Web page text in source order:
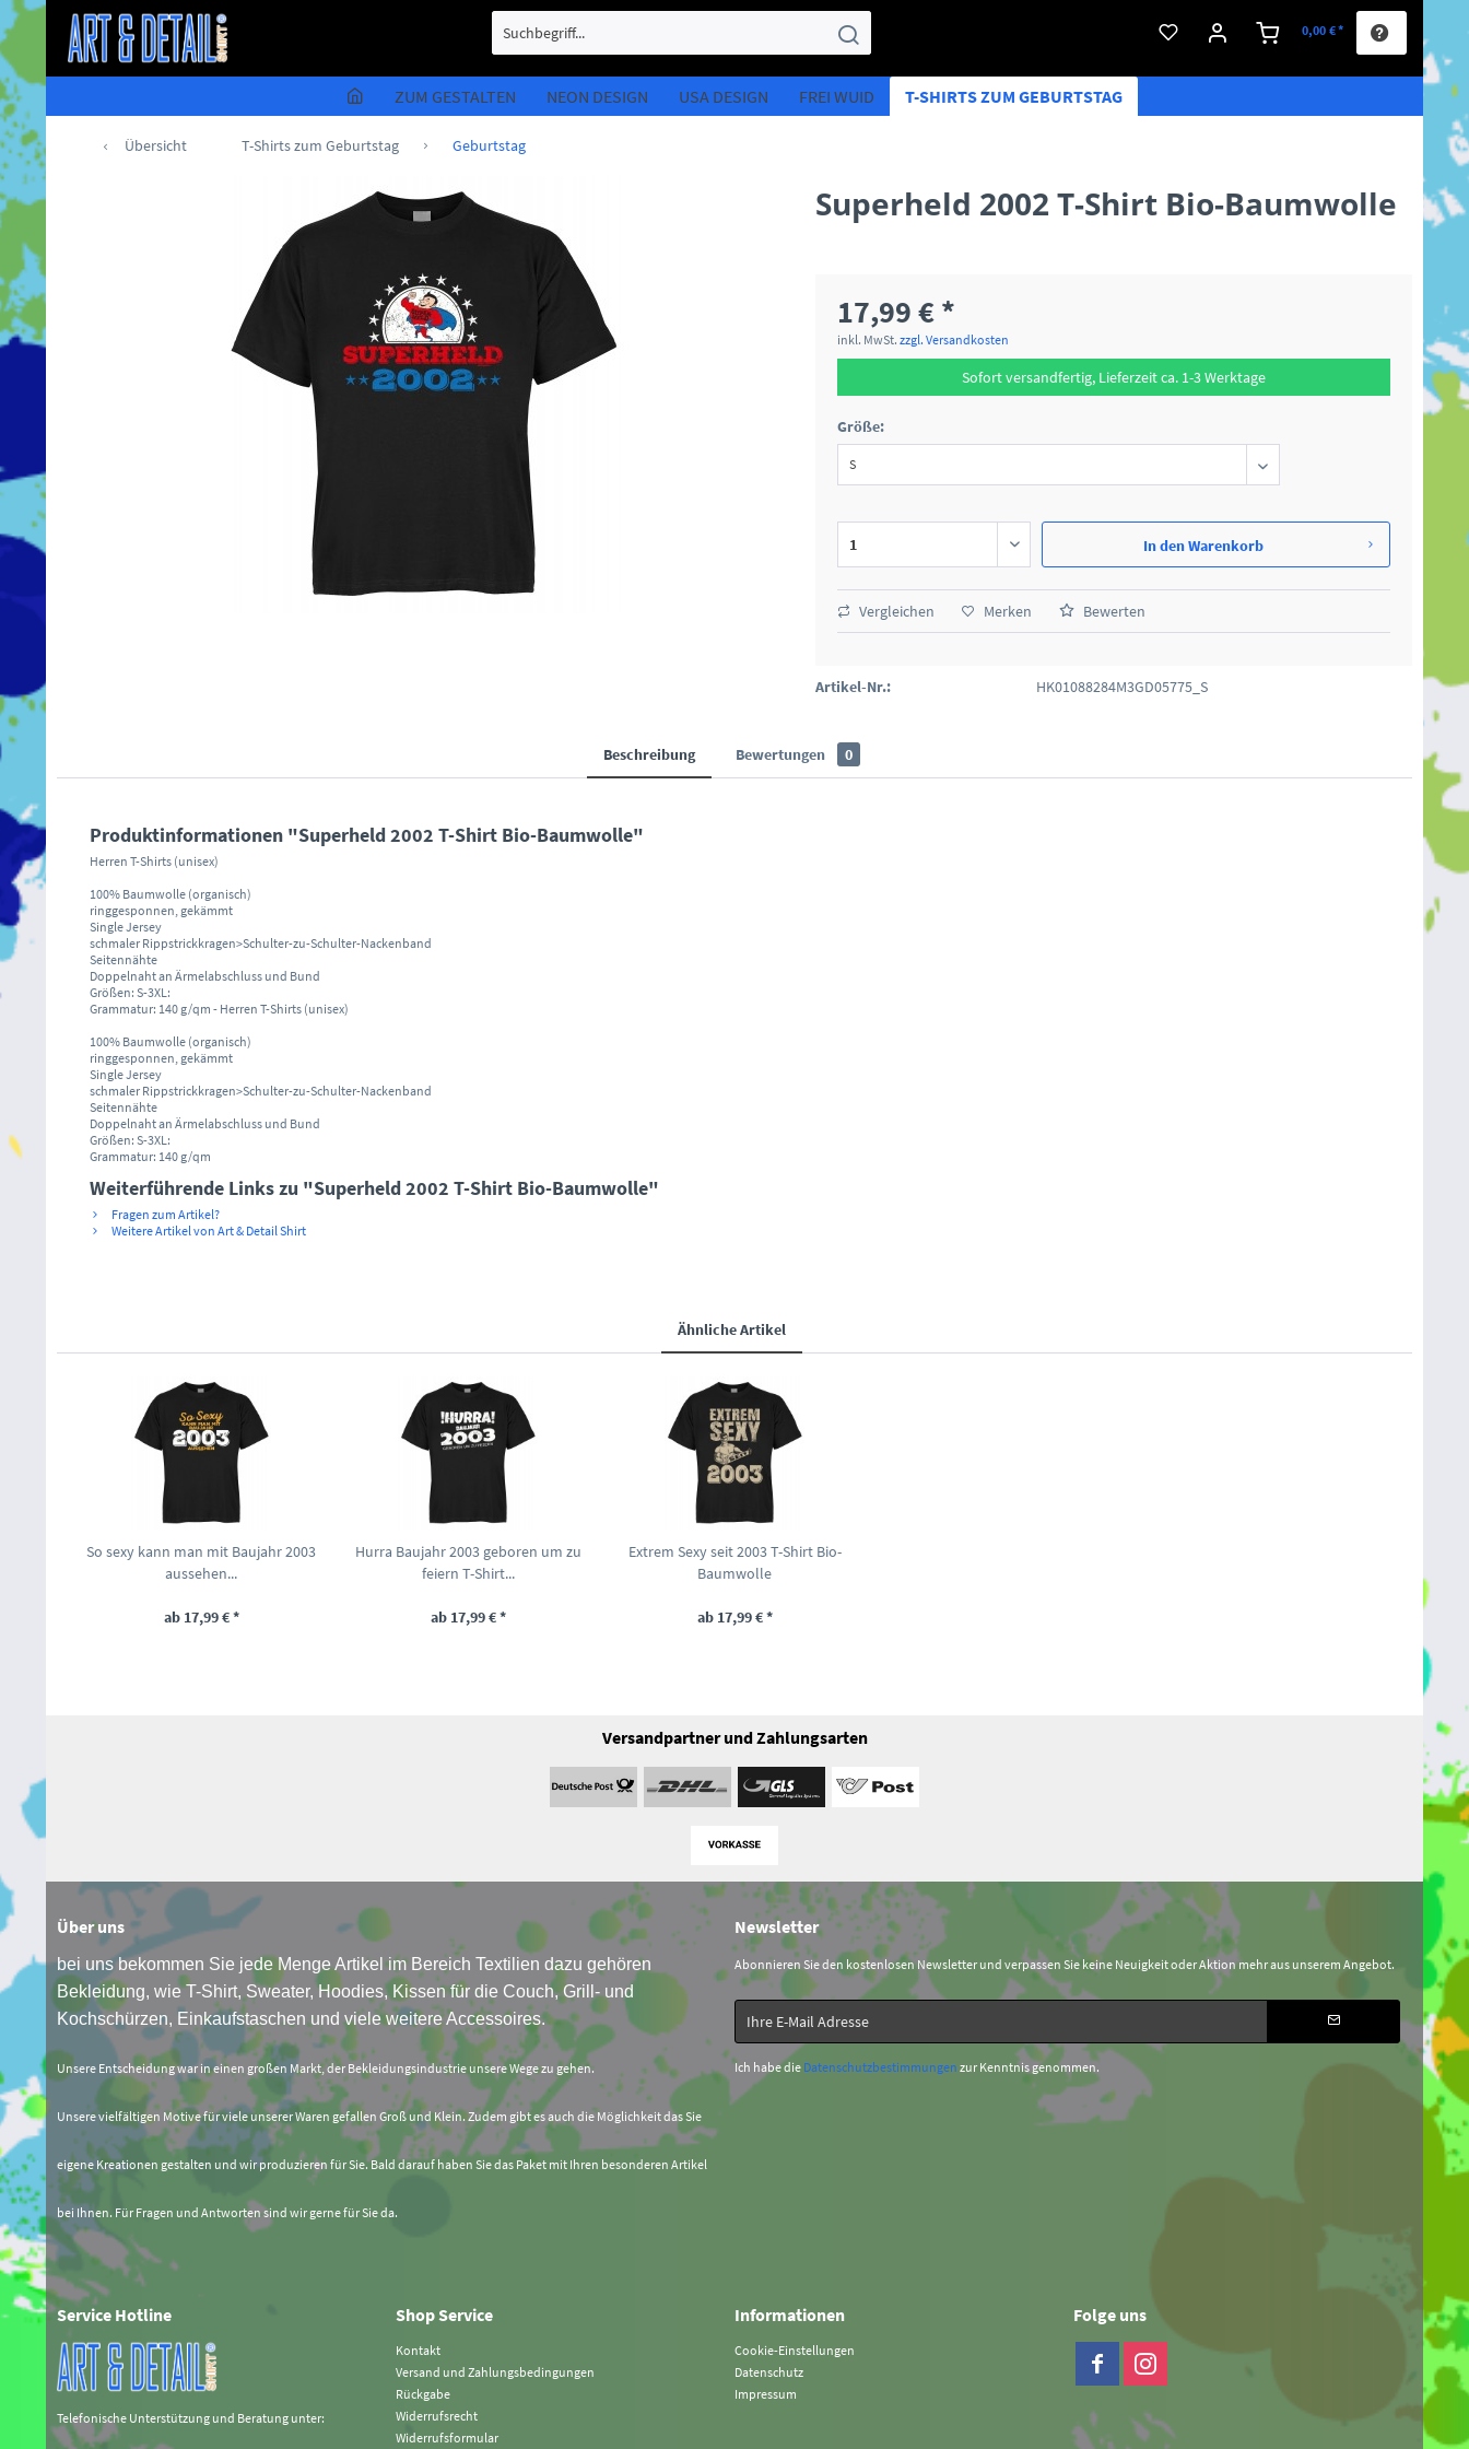
0,00 € *
ZUM GESTALTEN NEON DESIGN USA DESIGN FREI WUID T-SHIRTS ZUM GEBURTSTAG
Übersicht T-Shirts zum Geburtstag Geburtstag
Superheld 2002 T-Shirt Bio-Baumwolle
17,99 € *
inkl. MwSt.zzgl. Versandkosten
Sofort versandfertig, Lieferzeit ca. 1-3 Werktage
Größe:
In denWarenkorb
Vergleichen Merken Bewerten
Artikel-Nr.: HK01088284M3GD05775_S
Beschreibung Bewertungen 0
Produktinformationen "Superheld 2002 T-Shirt Bio-Baumwolle"
Herren T-Shirts (unisex)
100% Baumwolle (organisch)
ringgesponnen, gekämmt
Single Jersey
schmaler Rippstrickkragen>Schulter-zu-Schulter-Nackenband
Seitennähte
Doppelnaht an Ärmelabschluss und Bund
Größen: S-3XL:
Grammatur: 140 g/qm - Herren T-Shirts (unisex)
100% Baumwolle (organisch)
ringgesponnen, gekämmt
Single Jersey
schmaler Rippstrickkragen>Schulter-zu-Schulter-Nackenband
Seitennähte
Doppelnaht an Ärmelabschluss und Bund
Größen: S-3XL:
Grammatur: 140 g/qm
Weiterführende Links zu "Superheld 2002 T-Shirt Bio-Baumwolle"
Fragen zum Artikel?
Weitere Artikel von Art & Detail Shirt
Ähnliche Artikel
So sexy kann man mit Baujahr 2003
aussehen...
ab 17,99 € *
Hurra Baujahr 2003 geboren um zu
feiern T-Shirt...
ab 17,99 € *
Extrem Sexy seit 2003 T-Shirt Bio-
Baumwolle
ab 17,99 € *
Versandpartner und Zahlungsarten
Über uns
bei uns bekommen Sie jede Menge Artikel im Bereich Textilien dazu gehören
Bekleidung, wie T-Shirt, Sweater, Hoodies, Kissen für die Couch, Grill- und
Kochschürzen, Einkaufstaschen und viele weitere Accessoires.
Unsere Entscheidung war in einen großen Markt, der Bekleidungsindustrie unsere Wege zu gehen.
Unsere vielfältigen Motive für viele unserer Waren gefallen Groß und Klein. Zudem gibt es auch die Möglichkeit das Sie
eigene Kreationen gestalten und wir produzieren für Sie. Bald darauf haben Sie das Paket mit Ihren besonderen Artikel
bei Ihnen. Für Fragen und Antworten sind wir gerne für Sie da.
Newsletter
Abonnieren Sie den kostenlosen Newsletter und verpassen Sie keine Neuigkeit oder Aktion mehr aus unserem Angebot.
Ich habe die Datenschutzbestimmungen zur Kenntnis genommen.
Service Hotline
Telefonische Unterstützung und Beratung unter:
Shop Service
Kontakt
Versand und Zahlungsbedingungen
Rückgabe
Widerrufsrecht
Widerrufsformular
Informationen
Cookie-Einstellungen
Datenschutz
Impressum
Folge uns